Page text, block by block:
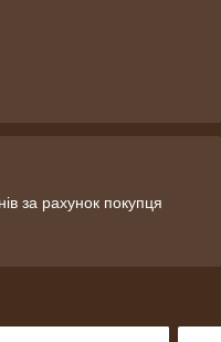
за рахунок покупця